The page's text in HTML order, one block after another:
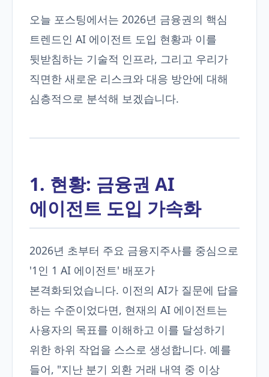
오늘 포스팅에서는 2026년 금융권의 핵심
트렌드인 AI 에이전트 도입 현황과 이를
뒷받침하는 기술적 인프라, 그리고 우리가
직면한 새로운 리스크와 대응 방안에 대해
심층적으로 분석해 보겠습니다.
1. 현황: 금융권 AI
에이전트 도입 가속화
2026년 초부터 주요 금융지주사를 중심으로
'1인 1 AI 에이전트' 배포가
본격화되었습니다. 이전의 AI가 질문에 답을
하는 수준이었다면, 현재의 AI 에이전트는
사용자의 목표를 이해하고 이를 달성하기
위한 하위 작업을 스스로 생성합니다. 예를
들어, "지난 분기 외환 거래 내역 중 이상